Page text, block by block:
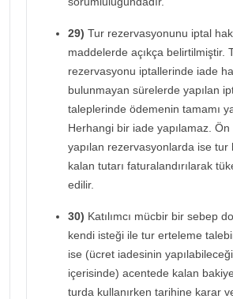
29) Tur rezervasyonunu iptal
maddelerde açıkça belirtilmiştir.
rezervasyonu iptallerinde iade
bulunmayan sürelerde yapılan
taleplerinde ödemenin tamamı
Herhangi bir iade yapılamaz.
yapılan rezervasyonlarda ise tur
kalan tutarı faturalandırılarak
edilir.
30) Katılımcı mücbir bir sebep
kendi isteği ile tur erteleme
ise (ücret iadesinin
içerisinde) acentede kalan
turda kullanırken tarihine karar